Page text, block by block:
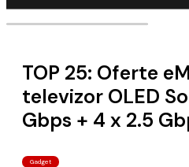
TOP 25: Oferte
televizor OLED
Gbps + 4 x 2.5
Gadget